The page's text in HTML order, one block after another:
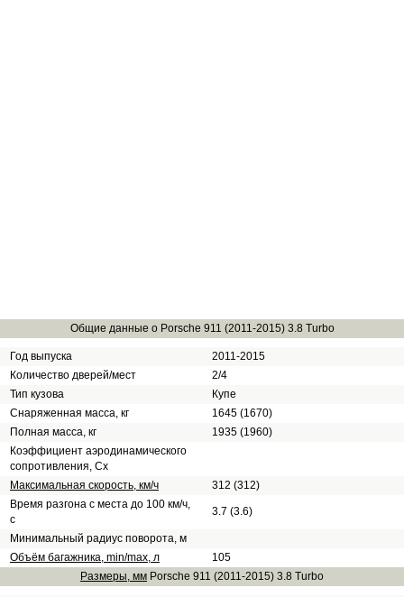
Общие данные о Porsche 911 (2011-2015) 3.8 Turbo
Год выпуска
2011-2015
Количество дверей/мест
2/4
Тип кузова
Купе
Снаряженная масса, кг
1645 (1670)
Полная масса, кг
1935 (1960)
Коэффициент аэродинамического
сопротивления, Сх
Максимальная скорость, км/ч
312 (312)
Время разгона с места до 100 км/ч,
с
3.7 (3.6)
Минимальный радиус поворота, м
Объём багажника, min/max, л
105
Размеры, мм Porsche 911 (2011-2015) 3.8 Turbo